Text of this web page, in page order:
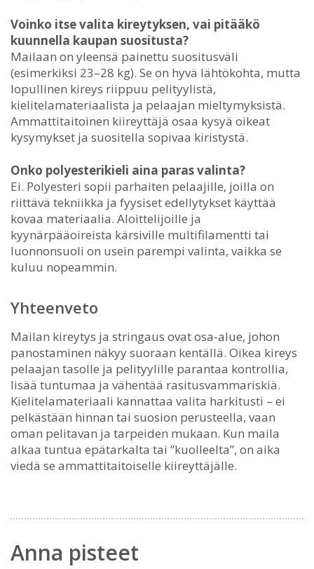
Voinko itse valita kireytyksen, vai pitääkö
kuunnella kaupan suositusta?
Mailaan on yleensä painettu suositusväli
(esimerkiksi 23–28 kg). Se on hyvä lähtökohta, mutta
lopullinen kireys riippuu pelityylistä,
kielitelamateriaalista ja pelaajan mieltymyksistä.
Ammattitaitoinen kiireyttäjä osaa kysyä oikeat
kysymykset ja suositella sopivaa kiristystä.
Onko polyesterikieli aina paras valinta?
Ei. Polyesteri sopii parhaiten pelaajille, joilla on
riittävä tekniikka ja fyysiset edellytykset käyttää
kovaa materiaalia. Aloittelijoille ja
kyynärpääoireista kärsiville multifilamentti tai
luonnonsuoli on usein parempi valinta, vaikka se
kuluu nopeammin.
Yhteenveto
Mailan kireytys ja stringaus ovat osa-alue, johon
panostaminen näkyy suoraan kentällä. Oikea kireys
pelaajan tasolle ja pelityylille parantaa kontrollia,
lisää tuntumaa ja vähentää rasitusvammariskiä.
Kielitelamateriaali kannattaa valita harkitusti – ei
pelkästään hinnan tai suosion perusteella, vaan
oman pelitavan ja tarpeiden mukaan. Kun maila
alkaa tuntua epätarkalta tai ”kuolleelta”, on aika
viedä se ammattitaitoiselle kiireyttäjälle.
Anna pisteet